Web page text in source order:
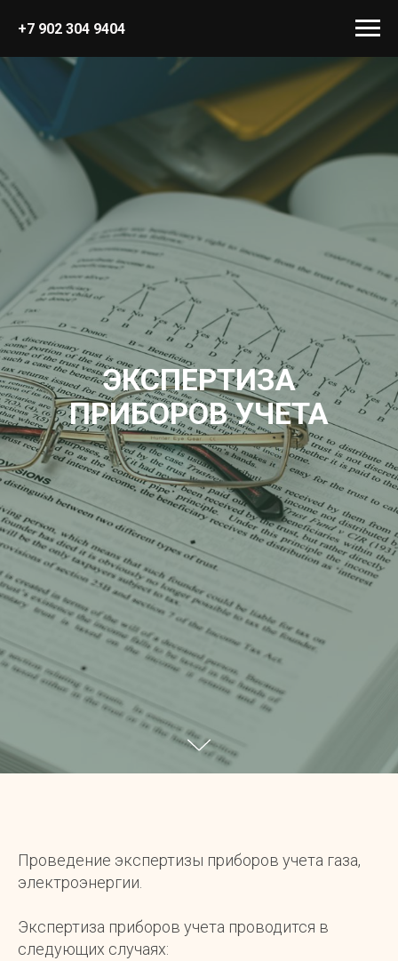
+7 902 304 9404
ЭКСПЕРТИЗА
ПРИБОРОВ УЧЕТА
Проведение экспертизы приборов учета газа,
электроэнергии.
Экспертиза приборов учета проводится в
следующих случаях: